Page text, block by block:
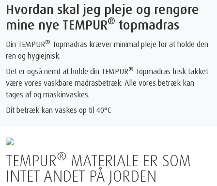
Hvordan skal jeg pleje og rengøre
mine nye TEMPUR® topmadras
Din TEMPUR® Topmadras kræver minimal pleje for at holde den
ren og hygiejnisk.
Det er også nemt at holde din TEMPUR® Topmadras frisk takket
være vores vaskbare madrasbetræk. Alle vores betræk kan
tages af og maskinvaskes.
Dit betræk kan vaskes op til 40°C
FØDT AF RUMMET OG
PERFEKTIONERET TIL SØVN